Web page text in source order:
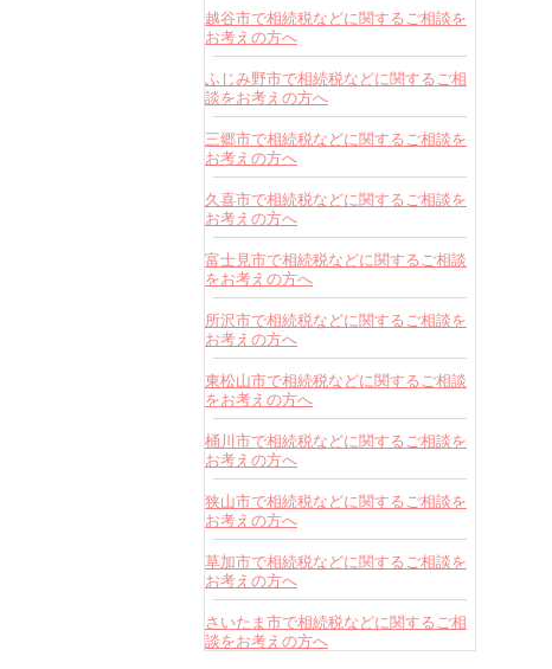
越谷市で相続税などに関するご相談を
お考えの方へ
ふじみ野市で相続税などに関するご相
談をお考えの方へ
三郷市で相続税などに関するご相談を
お考えの方へ
久喜市で相続税などに関するご相談を
お考えの方へ
富士見市で相続税などに関するご相談
をお考えの方へ
所沢市で相続税などに関するご相談を
お考えの方へ
東松山市で相続税などに関するご相談
をお考えの方へ
桶川市で相続税などに関するご相談を
お考えの方へ
狭山市で相続税などに関するご相談を
お考えの方へ
草加市で相続税などに関するご相談を
お考えの方へ
さいたま市で相続税などに関するご相
談をお考えの方へ